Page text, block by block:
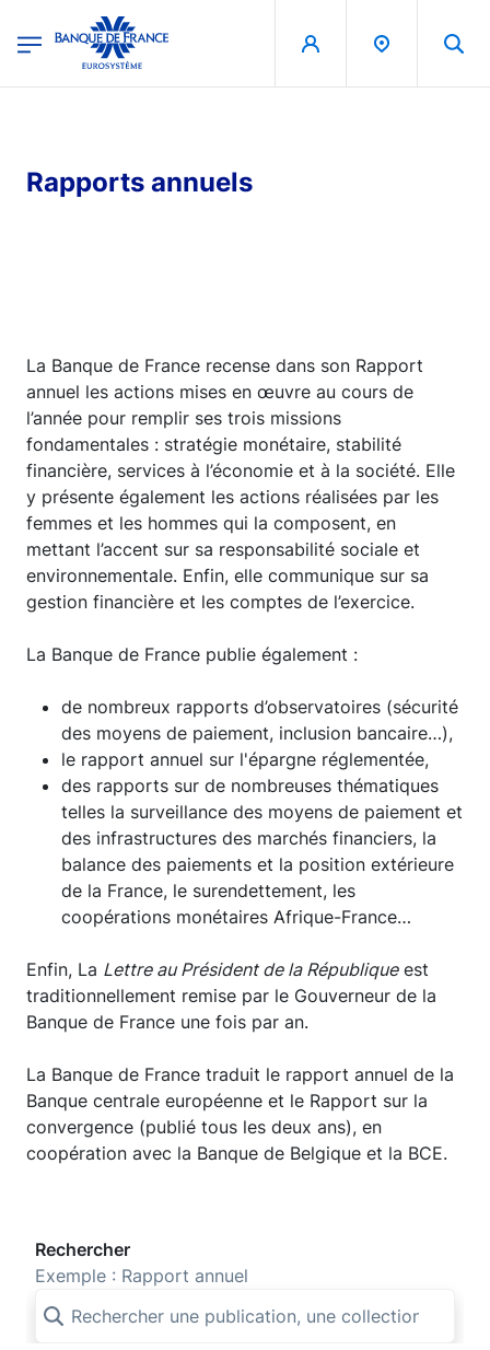
Banque de France - Menu Principal
Rapports annuels
La Banque de France recense dans son Rapport
annuel les actions mises en œuvre au cours de
l’année pour remplir ses trois missions
fondamentales : stratégie monétaire, stabilité
financière, services à l’économie et à la société. Elle
y présente également les actions réalisées par les
femmes et les hommes qui la composent, en
mettant l’accent sur sa responsabilité sociale et
environnementale. Enfin, elle communique sur sa
gestion financière et les comptes de l’exercice.
La Banque de France publie également :
de nombreux rapports d’observatoires (sécurité
des moyens de paiement, inclusion bancaire…),
le rapport annuel sur l'épargne réglementée,
des rapports sur de nombreuses thématiques
telles la surveillance des moyens de paiement et
des infrastructures des marchés financiers, la
balance des paiements et la position extérieure
de la France, le surendettement, les
coopérations monétaires Afrique-France…
Enfin, La Lettre au Président de la Républiqueest
traditionnellement remise par le Gouverneur de la
Banque de France une fois par an.
La Banque de France traduit le rapport annuel de la
Banque centrale européenne et le Rapport sur la
convergence (publié tous les deux ans), en
coopération avec la Banque de Belgique et la BCE.
Rechercher
Exemple : Rapport annuel